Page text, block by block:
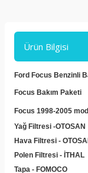
Ürün Bilgisi
Ford Focus Benzinli
Focus Bakım Paketi
Focus 1998-2005
Yağ Filtresi -OTOSAN
Hava Filtresi -
Polen Filtresi - İTHAL
Tapa - FOMOCO